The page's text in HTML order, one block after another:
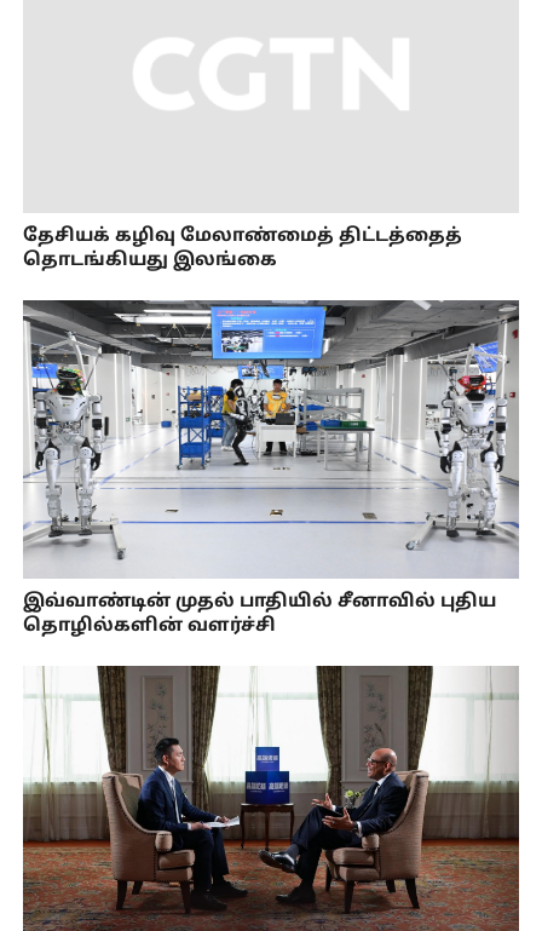
தேசியக் கழிவு மேலாண்மைத் திட்டத்தைத்
தொடங்கியது இலங்கை
இவ்வாண்டின் முதல் பாதியில் சீனாவில் புதிய
தொழில்களின் வளர்ச்சி